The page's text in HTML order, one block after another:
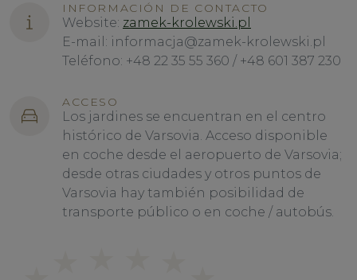
INFORMACIÓN DE CONTACTO
Website: zamek-krolewski.pl
E-mail: informacja@zamek-krolewski.pl
Teléfono: +48 22 35 55 360 / +48 601 387 230
ACCESO
Los jardines se encuentran en el centro
histórico de Varsovia. Acceso disponible
en coche desde el aeropuerto de Varsovia;
desde otras ciudades y otros puntos de
Varsovia hay también posibilidad de
transporte público o en coche / autobús.